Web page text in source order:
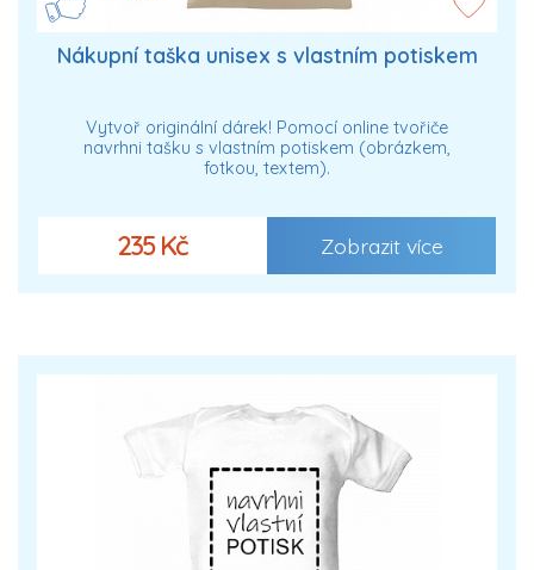
Nákupní taška unisex s vlastním potiskem
Vytvoř originální dárek! Pomocí online tvořiče
navrhni tašku s vlastním potiskem (obrázkem,
fotkou, textem).
235 Kč Zobrazit více